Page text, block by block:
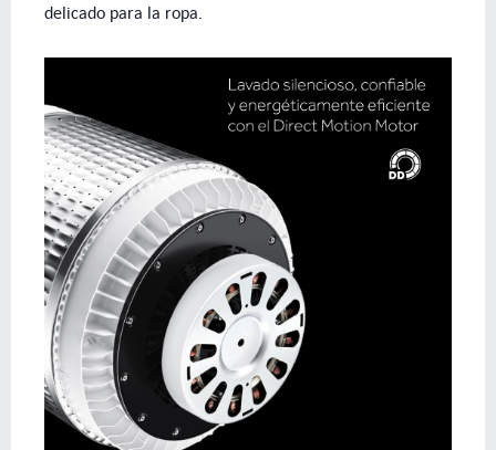
delicado para la ropa.